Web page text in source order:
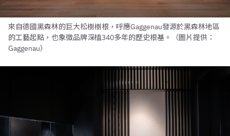
來自德國黑森林的巨大松樹樹根，呼應Gaggenau發源於黑森林地區
的工藝起點，也象徵品牌深植340多年的歷史根基。（圖片提供：
Gaggenau）